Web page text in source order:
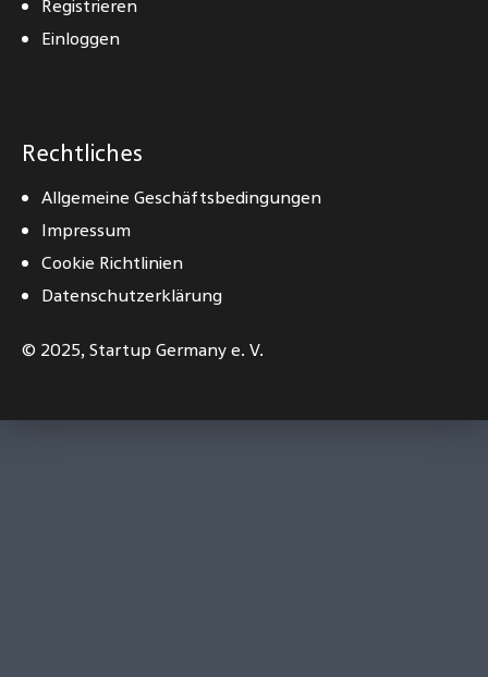
Registrieren
Einloggen
Rechtliches
Allgemeine Geschäftsbedingungen
Impressum
Cookie Richtlinien
Datenschutzerklärung
© 2025,Startup Germany e. V.